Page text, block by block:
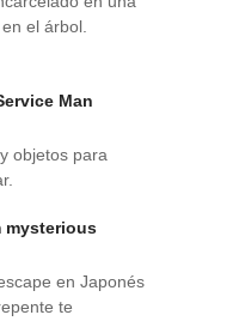
el árbol.
Man
objetos para
mysterious
en Japonés
te